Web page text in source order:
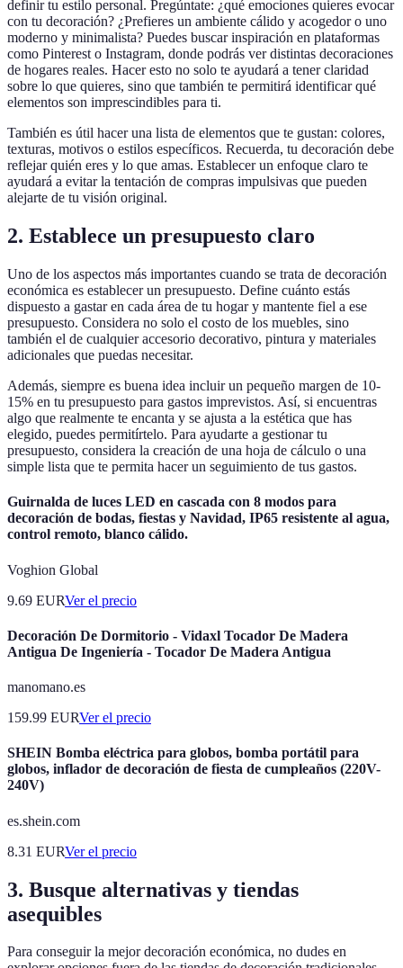
definir tu estilo personal. Pregúntate: ¿qué emociones quieres evocar
con tu decoración? ¿Prefieres un ambiente cálido y acogedor o uno
moderno y minimalista? Puedes buscar inspiración en plataformas
como Pinterest o Instagram, donde podrás ver distintas decoraciones
de hogares reales. Hacer esto no solo te ayudará a tener claridad
sobre lo que quieres, sino que también te permitirá identificar qué
elementos son imprescindibles para ti.
También es útil hacer una lista de elementos que te gustan: colores,
texturas, motivos o estilos específicos. Recuerda, tu decoración debe
reflejar quién eres y lo que amas. Establecer un enfoque claro te
ayudará a evitar la tentación de compras impulsivas que pueden
alejarte de tu visión original.
2. Establece un presupuesto claro
Uno de los aspectos más importantes cuando se trata de decoración
económica es establecer un presupuesto. Define cuánto estás
dispuesto a gastar en cada área de tu hogar y mantente fiel a ese
presupuesto. Considera no solo el costo de los muebles, sino
también el de cualquier accesorio decorativo, pintura y materiales
adicionales que puedas necesitar.
Además, siempre es buena idea incluir un pequeño margen de 10-
15% en tu presupuesto para gastos imprevistos. Así, si encuentras
algo que realmente te encanta y se ajusta a la estética que has
elegido, puedes permitírtelo. Para ayudarte a gestionar tu
presupuesto, considera la creación de una hoja de cálculo o una
simple lista que te permita hacer un seguimiento de tus gastos.
Guirnalda de luces LED en cascada con 8 modos para
decoración de bodas, fiestas y Navidad, IP65 resistente al agua,
control remoto, blanco cálido.
Voghion Global
9.69 EURVer el precio
Decoración De Dormitorio - Vidaxl Tocador De Madera
Antigua De Ingeniería - Tocador De Madera Antigua
manomano.es
159.99 EURVer el precio
SHEIN Bomba eléctrica para globos, bomba portátil para
globos, inflador de decoración de fiesta de cumpleaños (220V-
240V)
es.shein.com
8.31 EURVer el precio
3. Busque alternativas y tiendas
asequibles
Para conseguir la mejor decoración económica, no dudes en